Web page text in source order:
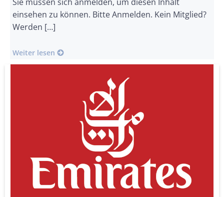
einsehen zu können. Bitte Anmelden. Kein Mitglied?
Werden […]
Weiter lesen